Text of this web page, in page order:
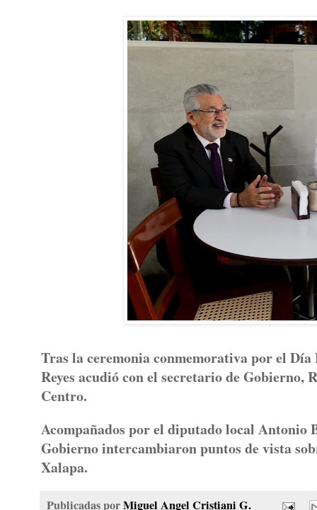
Tras la ceremonia conmemorativa por el
Reyes acudió con el secretario de
Centro.
Acompañados por el diputado local Antonio
Gobierno intercambiaron puntos de vista
Xalapa.
Publicadas porMiguel Angel Cristiani G.